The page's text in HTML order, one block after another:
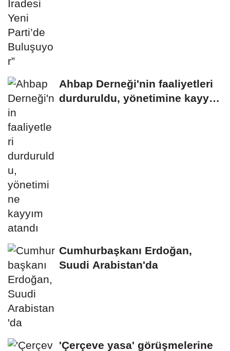
Ahbap Derneği'nin faaliyetleri
durduruldu, yönetimine kayyım
Cumhurbaşkanı Erdoğan,
Suudi Arabistan'da
'Çerçeve yasa' görüşmelerine